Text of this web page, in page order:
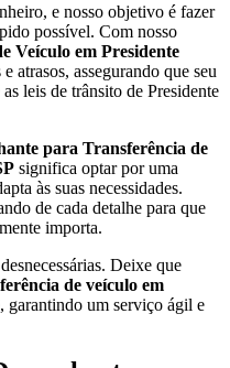
e nosso objetivo é fazer
possível. Com nosso
Veículo em Presidente
atrasos, assegurando que seu
leis de trânsito de Presidente
para Transferência de
significa optar por uma
às suas necessidades.
de cada detalhe para que
importa.
Deixe que
de veículo em
garantindo um serviço ágil e